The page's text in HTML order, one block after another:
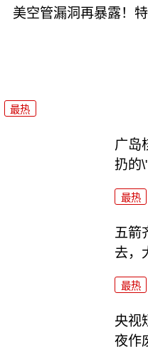
美空管漏洞再暴露！
最热
广岛
扔的
最热
五箭
去，
最热
央视
夜作